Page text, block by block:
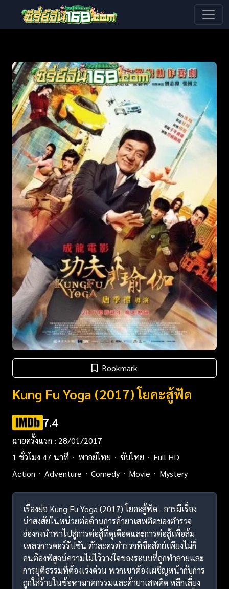
Bookmark
Kung Fu Yoga (2017) โยคะสู้ฟัด
7.4
ฉายครั้งแรก : 28/01/2017
1 ชั่วโมง 47 นาที
พากย์ไทย ซับไทย
Full HD
Action
Adventure Comedy Movie Mystery
เรื่องย่อ Kung Fu Yoga (2017) โยคะสู้ฟัด - การมีเรื่อง
น่าสงสัยในหน่วยต่อต้านการค้ายาเสพติดของตำรวจ
ฮ่องกงนำพาไปสู่การต่อสู้ที่ดุเดือดและการต่อสู้เพื่อล้ม
เหลวการคอร์รัปชัน ตัวละครตำรวจที่ซื่อสัตย์เพียงไม่กี่
คนต้องพิสูจน์ความไม่ไว้วางใจของระบบที่ถูกทำลายและ
การยุติธรรมที่ต้องเร่งด่วน พวกเขาต้องเผชิญหน้ากับการ
ถูกใส่ร้ายในข้อหาฆาตกรรมและค้ายาเสพติด หลีกเลี่ยง